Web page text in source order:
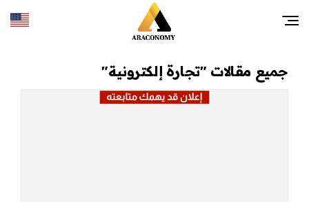
جميع مقالات "تجارة إلكترونية"